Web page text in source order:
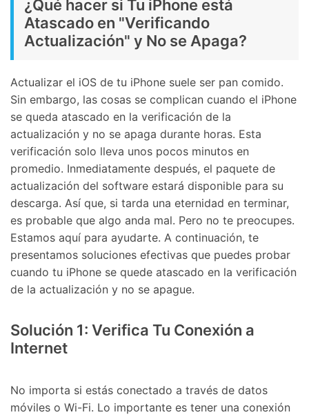
¿Qué hacer si Tu iPhone está
Atascado en "Verificando
Actualización" y No se Apaga?
Actualizar el iOS de tu iPhone suele ser pan comido.
Sin embargo, las cosas se complican cuando el iPhone
se queda atascado en la verificación de la
actualización y no se apaga durante horas. Esta
verificación solo lleva unos pocos minutos en
promedio. Inmediatamente después, el paquete de
actualización del software estará disponible para su
descarga. Así que, si tarda una eternidad en terminar,
es probable que algo anda mal. Pero no te preocupes.
Estamos aquí para ayudarte. A continuación, te
presentamos soluciones efectivas que puedes probar
cuando tu iPhone se quede atascado en la verificación
de la actualización y no se apague.
Solución 1: Verifica Tu Conexión a
Internet
No importa si estás conectado a través de datos
móviles o Wi-Fi. Lo importante es tener una conexión